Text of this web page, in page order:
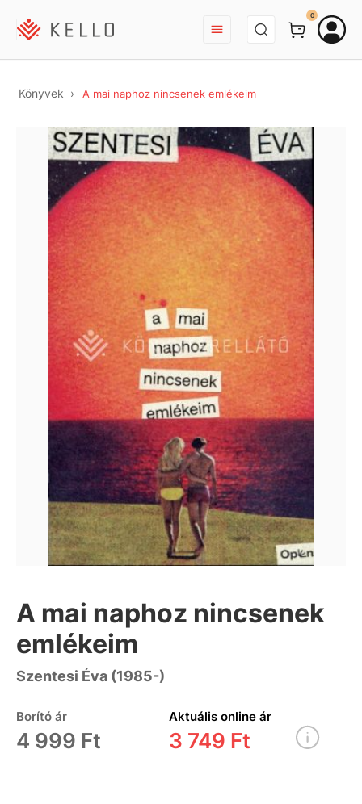
BEJELENTKEZÉS
0
Könyvek A mai naphoz nincsenek emlékeim
A mai naphoz nincsenek
emlékeim
Szentesi Éva (1985-)
Borító ár
4 999 Ft
Aktuális online ár
3 749 Ft